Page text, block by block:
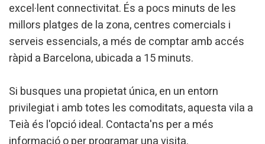
excel·lent connectivitat. És a pocs minuts de les
millors platges de la zona, centres comercials i
serveis essencials, a més de comptar amb accés
ràpid a Barcelona, ​​ubicada a 15 minuts.
Si busques una propietat única, en un entorn
privilegiat i amb totes les comoditats, aquesta vila a
Teià és l'opció ideal. Contacta'ns per a més
de les mateixes. L'usuari té la possibilitat de configurar el
navegador podent, si així ho desitja, impedir que siguin
instal·lades al disc dur, encara que haurà de tenir en
compte que aquesta acció podrà ocasionar dificultats de
navegació de la pàgina web.
Permeten fer el seguiment i l'anàlisi del comportament
dels usuaris d'aquest lloc web. La informació recollida
mitjançant aquest tipus de cookies s'utilitza en el
mesurament de l'activitat del web per a l'elaboració de
perfils de navegació dels usuaris per introduir millores en